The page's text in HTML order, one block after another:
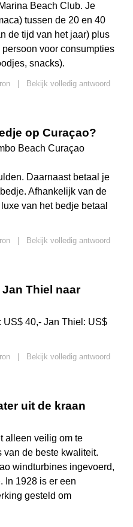
Beach Club. Je
tussen de 20 en 40
de tijd van het jaar) plus
voor consumpties
snacks).
Bekijk volledig antwoord
op Curaçao?
Beach Curaçao
Daarnaast betaal je
Afhankelijk van de
van het bedje betaal
Bekijk volledig antwoord
Thiel naar
US$ 40,- Jan Thiel: US$
Bekijk volledig antwoord
uit de kraan
alleen veilig om te
van de beste kwaliteit.
windturbines ingevoerd,
In 1928 is er een
gesteld om